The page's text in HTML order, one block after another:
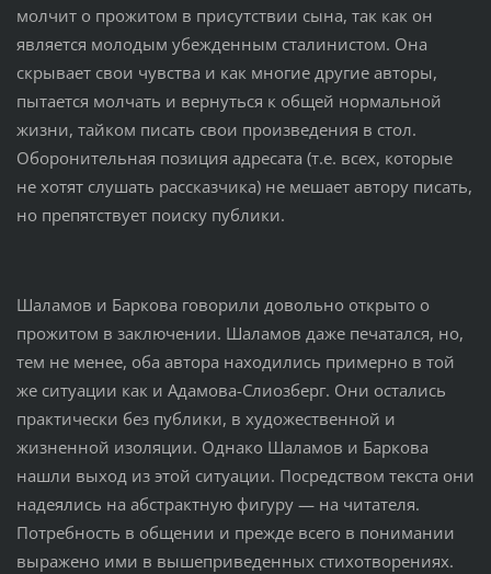
молчит о прожитом в присутствии сына, так как он
является молодым убежденным сталинистом. Она
скрывает свои чувства и как многие другие авторы,
пытается молчать и вернуться к общей нормальной
жизни, тайком писать свои произведения в стол.
Оборонительная позиция адресата (т.е. всех, которые
не хотят слушать рассказчика) не мешает автору писать,
но препятствует поиску публики.
Шаламов и Баркова говорили довольно открыто о
прожитом в заключении. Шаламов даже печатался, но,
тем не менее, оба автора находились примерно в той
же ситуации как и Адамова-Слиозберг. Они остались
практически без публики, в художественной и
жизненной изоляции. Однако Шаламов и Баркова
нашли выход из этой ситуации. Посредством текста они
надеялись на абстрактную фигуру — на читателя.
Потребность в общении и прежде всего в понимании
выражено ими в вышеприведенных стихотворениях.